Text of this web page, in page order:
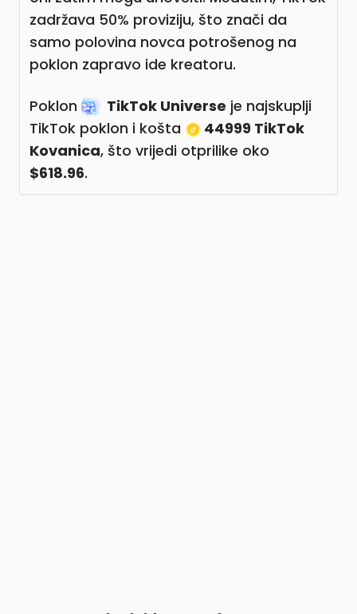
zadržava 50% proviziju, što znači da
samo polovina novca potrošenog na
poklon zapravo ide kreatoru.
Poklon TikTok Universe je najskuplji
TikTok poklon i košta
44999 TikTok
Kovanica, što vrijedi otprilike oko
$618.96.